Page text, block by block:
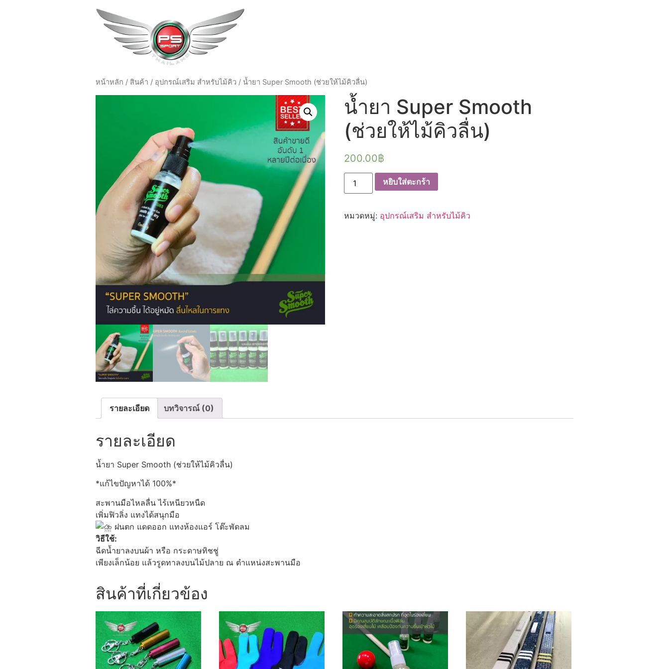
หน้าหลัก / สินค้า / อุปกรณ์เสริม สำหรับไม้คิว / น้ำยา Super Smooth (ช่วยให้ไม้คิวลื่น)
น้ำยา Super Smooth
(ช่วยให้ไม้คิวลื่น)
200.00฿
จำนวน
น้ำยา
Super
ให้
หยิบใส่ตะกร้า
หมวดหมู่: อุปกรณ์เสริม สำหรับไม้คิว
รายละเอียด บทวิจารณ์ (0)
รายละเอียด
น้ำยา Super Smooth (ช่วยให้ไม้คิวลื่น)
*แก้ไขปัญหาได้ 100%*
สะพานมือไหลลื่น ไร้เหนียวหนืด
เพิ่มฟิวลิ่ง แทงได้สนุกมือ
ฝนตก แดดออก แทงห้องแอร์ โต๊ะพัดลม
วิธีใช้:
ฉีดน้ำยาลงบนผ้า หรือ กระดาษทิชชู่
เพียงเล็กน้อย แล้วรูดทาลงบนไม้ปลาย ณ ตำแหน่งสะพานมือ
สินค้าที่เกี่ยวข้อง